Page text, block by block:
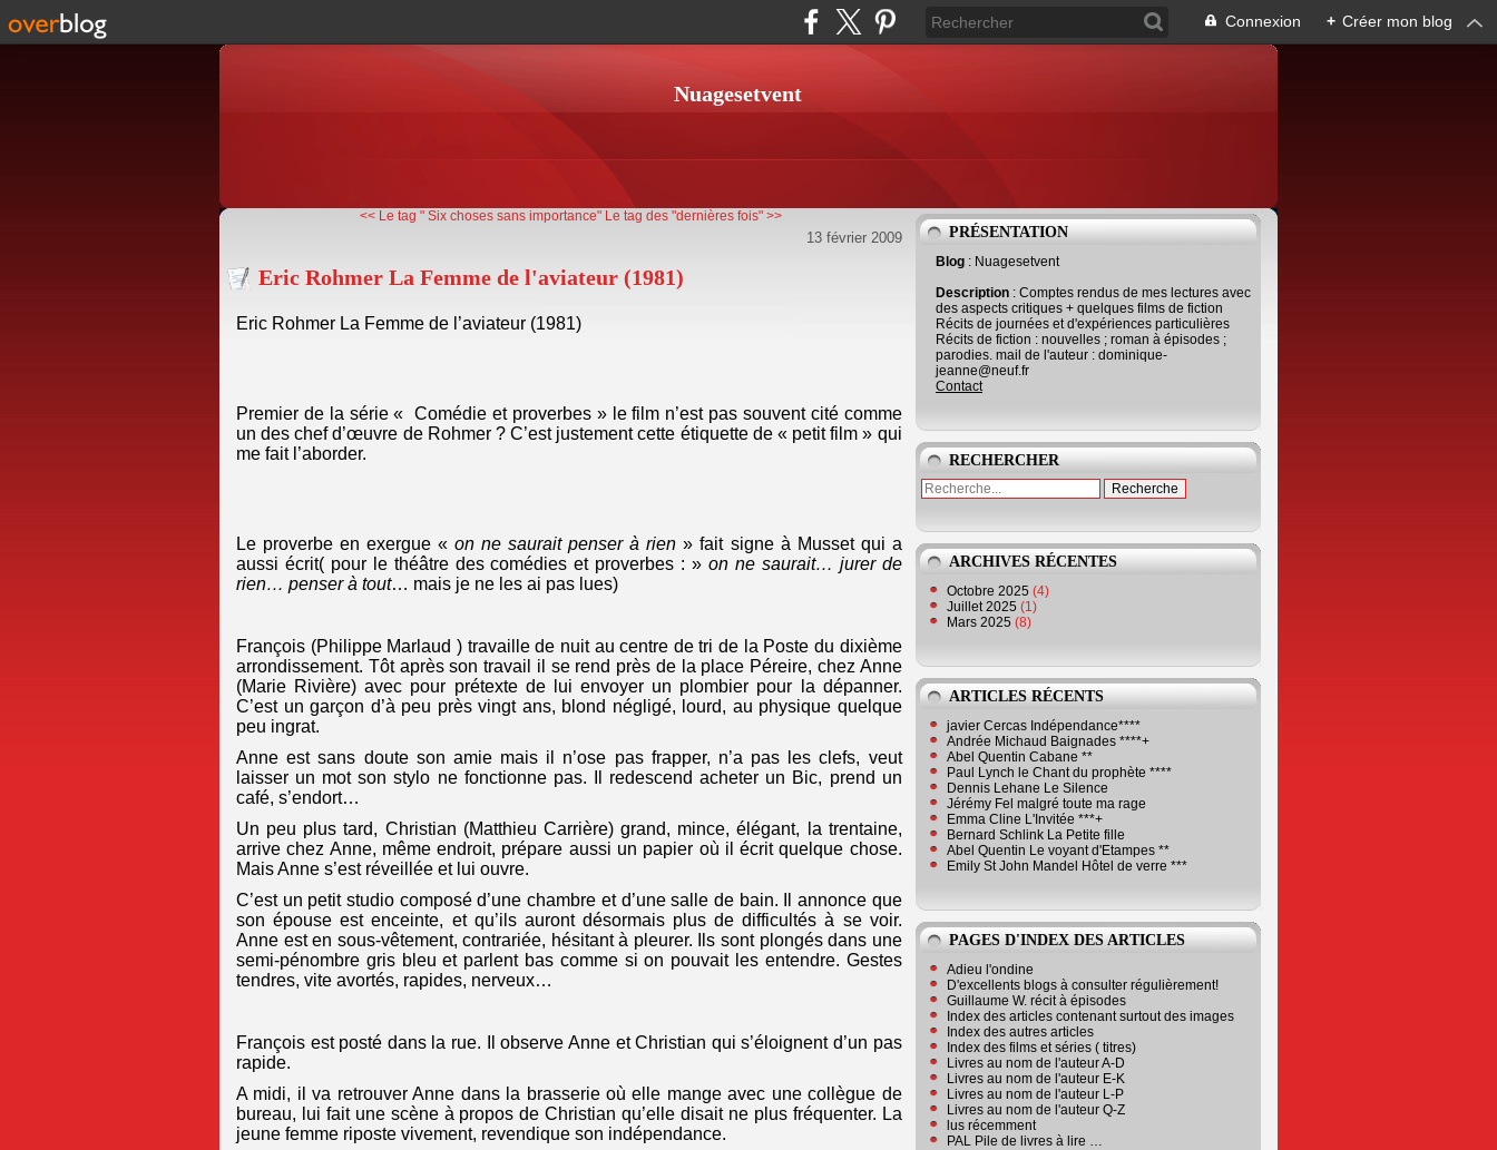
Connexion + Créer mon blog
Nuagesetvent
<< Le tag " Six choses sans importance" Le tag des "dernières fois" >>
13 février 2009
Eric Rohmer La Femme de l'aviateur (1981)
Eric Rohmer La Femme de l’aviateur (1981)
Premier de la série « Comédie et proverbes » le film n’est pas souvent cité comme
un des chef d’œuvre de Rohmer ? C’est justement cette étiquette de « petit film » qui
me fait l’aborder.
Le proverbe en exergue «on ne saurait penser à rien » fait signe à Musset qui a
aussi écrit( pour le théâtre des comédies et proverbes : »on ne saurait… jurer de
rien… penser à tout… mais je ne les ai pas lues)
François (Philippe Marlaud ) travaille de nuit au centre de tri de la Poste du dixième
arrondissement. Tôt après son travail il se rend près de la place Péreire, chez Anne
(Marie Rivière) avec pour prétexte de lui envoyer un plombier pour la dépanner.
C’est un garçon d’à peu près vingt ans, blond négligé, lourd, au physique quelque
peu ingrat.
Anne est sans doute son amie mais il n’ose pas frapper, n’a pas les clefs, veut
laisser un mot son stylo ne fonctionne pas. Il redescend acheter un Bic, prend un
café, s’endort…
Un peu plus tard, Christian (Matthieu Carrière) grand, mince, élégant, la trentaine,
arrive chez Anne, même endroit, prépare aussi un papier où il écrit quelque chose.
Mais Anne s’est réveillée et lui ouvre.
C’est un petit studio composé d’une chambre et d’une salle de bain. Il annonce que
son épouse est enceinte, et qu’ils auront désormais plus de difficultés à se voir.
Anne est en sous-vêtement, contrariée, hésitant à pleurer. Ils sont plongés dans une
semi-pénombre gris bleu et parlent bas comme si on pouvait les entendre. Gestes
tendres, vite avortés, rapides, nerveux…
François est posté dans la rue. Il observe Anne et Christian qui s’éloignent d’un pas
rapide.
A midi, il va retrouver Anne dans la brasserie où elle mange avec une collègue de
bureau, lui fait une scène à propos de Christian qu’elle disait ne plus fréquenter. La
jeune femme riposte vivement, revendique son indépendance.
PRÉSENTATION
Blog : Nuagesetvent
Description : Comptes rendus de mes lectures avec
des aspects critiques + quelques films de fiction
Récits de journées et d'expériences particulières
Récits de fiction : nouvelles ; roman à épisodes ;
parodies. mail de l'auteur : dominique-
jeanne@neuf.fr
Contact
RECHERCHER
ARCHIVES RÉCENTES
Octobre 2025 (4)
Juillet 2025 (1)
Mars 2025 (8)
ARTICLES RÉCENTS
javier Cercas Indépendance****
Andrée Michaud Baignades ****+
Abel Quentin Cabane **
Paul Lynch le Chant du prophète ****
Dennis Lehane Le Silence
Jérémy Fel malgré toute ma rage
Emma Cline L'Invitée ***+
Bernard Schlink La Petite fille
Abel Quentin Le voyant d'Etampes **
Emily St John Mandel Hôtel de verre ***
PAGES D'INDEX DES ARTICLES
Adieu l'ondine
D'excellents blogs à consulter régulièrement!
Guillaume W. récit à épisodes
Index des articles contenant surtout des images
Index des autres articles
Index des films et séries ( titres)
Livres au nom de l'auteur A-D
Livres au nom de l'auteur E-K
Livres au nom de l'auteur L-P
Livres au nom de l'auteur Q-Z
lus récemment
PAL Pile de livres à lire …